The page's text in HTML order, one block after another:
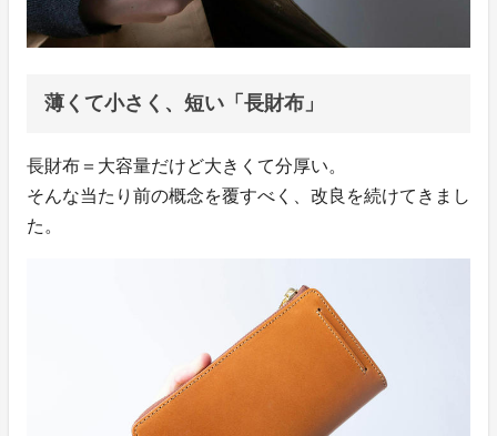
薄くて小さく、短い「長財布」
長財布＝大容量だけど大きくて分厚い。
そんな当たり前の概念を覆すべく、改良を続けてきまし
た。